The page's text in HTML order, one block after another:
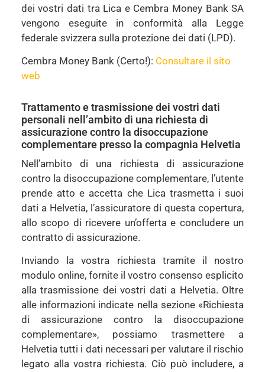
dei vostri dati tra Lica e Cembra Money Bank SA
vengono eseguite in conformità alla Legge
federale svizzera sulla protezione dei dati (LPD).
Cembra Money Bank (Certo!): Consultare il sito
web
Trattamento e trasmissione dei vostri dati
personali nell’ambito di una richiesta di
assicurazione contro la disoccupazione
complementare presso la compagnia Helvetia
Nell’ambito di una richiesta di assicurazione
contro la disoccupazione complementare, l’utente
prende atto e accetta che Lica trasmetta i suoi
dati a Helvetia, l’assicuratore di questa copertura,
allo scopo di ricevere un’offerta e concludere un
contratto di assicurazione.
Inviando la vostra richiesta tramite il nostro
modulo online, fornite il vostro consenso esplicito
alla trasmissione dei vostri dati a Helvetia. Oltre
alle informazioni indicate nella sezione «Richiesta
di assicurazione contro la disoccupazione
complementare», possiamo trasmettere a
Helvetia tutti i dati necessari per valutare il rischio
legato alla vostra richiesta. Ciò può includere, a